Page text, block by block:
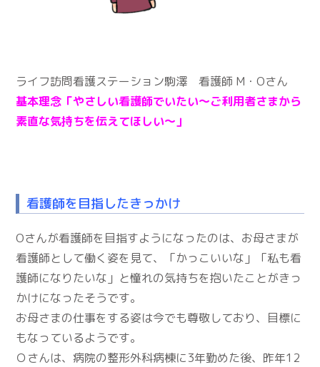
ライフ訪問看護ステーション駒澤 看護師 M・Oさん
基本理念「やさしい看護師でいたい～ご利用者さまから
素直な気持ちを伝えてほしい～」
看護師を目指したきっかけ
Oさんが看護師を目指すようになったのは、お母さまが
看護師として働く姿を見て、「かっこいいな」「私も看
護師になりたいな」と憧れの気持ちを抱いたことがきっ
かけになったそうです。
お母さまの仕事をする姿は今でも尊敬しており、目標に
もなっているようです。
Ｏさんは、病院の整形外科病棟に3年勤めた後、昨年12